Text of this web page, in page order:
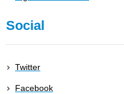
Social
Twitter
Facebook